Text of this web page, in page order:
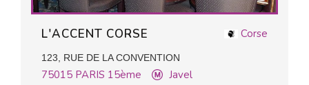
Corse
L'ACCENT CORSE
123, RUE DE LA CONVENTION
75015 PARIS 15ème
Javel